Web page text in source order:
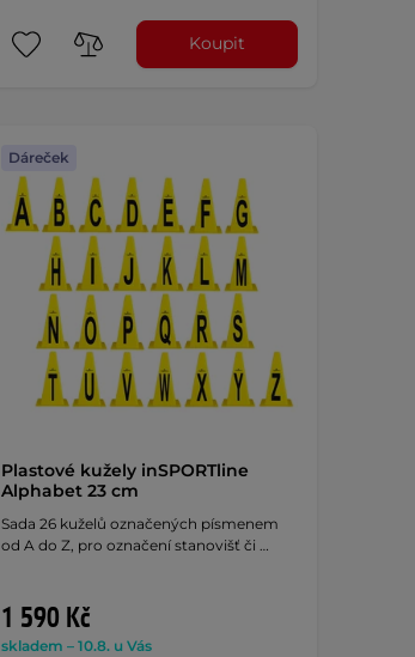
Koupit
Dáreček
Plastové kužely inSPORTline
Alphabet 23 cm
Sada 26 kuželů označených písmenem
od A do Z, pro označení stanovišť či …
1 590 Kč
skladem – 10.8. u Vás